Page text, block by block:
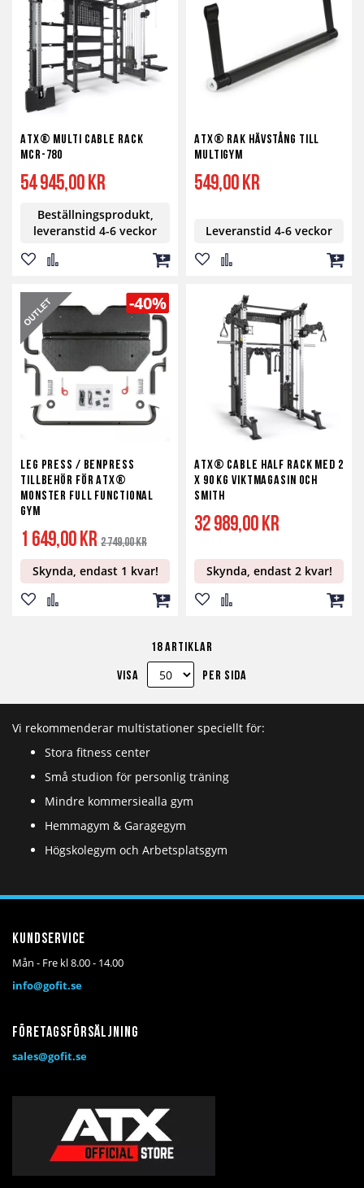
kundvagn
önskelista
jämför
önskelista
ATX® Multi Cable Rack
MCR-780
54 945,00 kr
Beställningsprodukt,
leveranstid 4-6 veckor
Lägg
till
i
Lägg
till
i
önskelista
Lägg
till
jämför
ATX® Rak Hävstång till
Multigym
549,00 kr
Leveranstid 4-6 veckor
Lägg
Lägg
önskelista
Lägg
till
i
jämför
-40%
Leg Press / Benpress
Tillbehör för ATX®
Monster Full Functional
Gym
Specialpris
1 649,00 kr Ordinarie
pris
2 749,00 kr
Skynda, endast 1 kvar!
Lägg
i
kundvagn
Lägg Lägg
ATX® Cable Half Rack med 2
x 90 kg viktmagasin och
smith
32 989,00 kr
Skynda, endast 2 kvar!
Lägg
Lägg
önskelista
Lägg
jämför
18artiklar
Visa per sida
Vi rekommenderar multistationer speciellt för:
Stora fitness center
Små studion för personlig träning
Mindre kommersiealla gym
Hemmagym & Garagegym
Högskolegym och Arbetsplatsgym
Kundservice
Mån - Fre kl 8.00 - 14.00
info@gofit.se
Företagsförsäljning
sales@gofit.se